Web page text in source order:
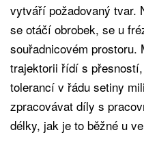
vytváří požadovaný tvar.
se otáčí obrobek, se u
souřadnicovém prostoru.
trajektorii řídí s
tolerancí v řádu setiny
zpracovávat díly s
délky, jak je to běžné u